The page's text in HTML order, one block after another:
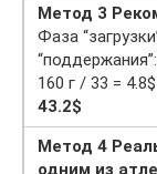
Метод 3
Фаза
160 г / 33 =
43.2$
Метод 4
одним из